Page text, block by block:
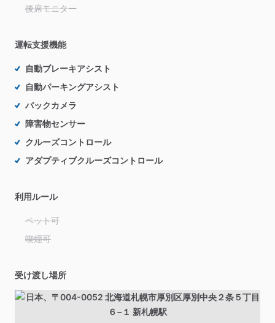
後席モニター
運転支援機能
自動ブレーキアシスト
自動パーキングアシスト
バックカメラ
障害物センサー
クルーズコントロール
アダプティブクルーズコントロール
利用ルール
ペット可
喫煙可
受け渡し場所